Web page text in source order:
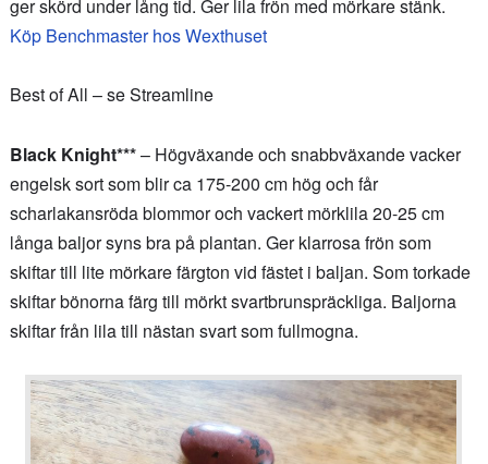
ger skörd under lång tid. Ger lila frön med mörkare stänk.
Köp Benchmaster hos Wexthuset
Best of All – se Streamline
Black Knight***– Högväxande och snabbväxande vacker
engelsk sort som blir ca 175-200 cm hög och får
scharlakansröda blommor och vackert mörklila 20-25 cm
långa baljor syns bra på plantan. Ger klarrosa frön som
skiftar till lite mörkare färgton vid fästet i baljan. Som torkade
skiftar bönorna färg till mörkt svartbrunspräckliga. Baljorna
skiftar från lila till nästan svart som fullmogna.